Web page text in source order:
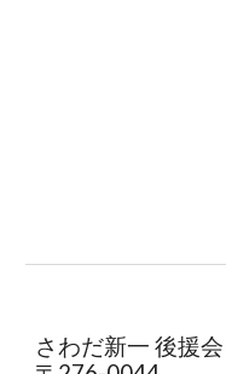
さわだ新一 後援